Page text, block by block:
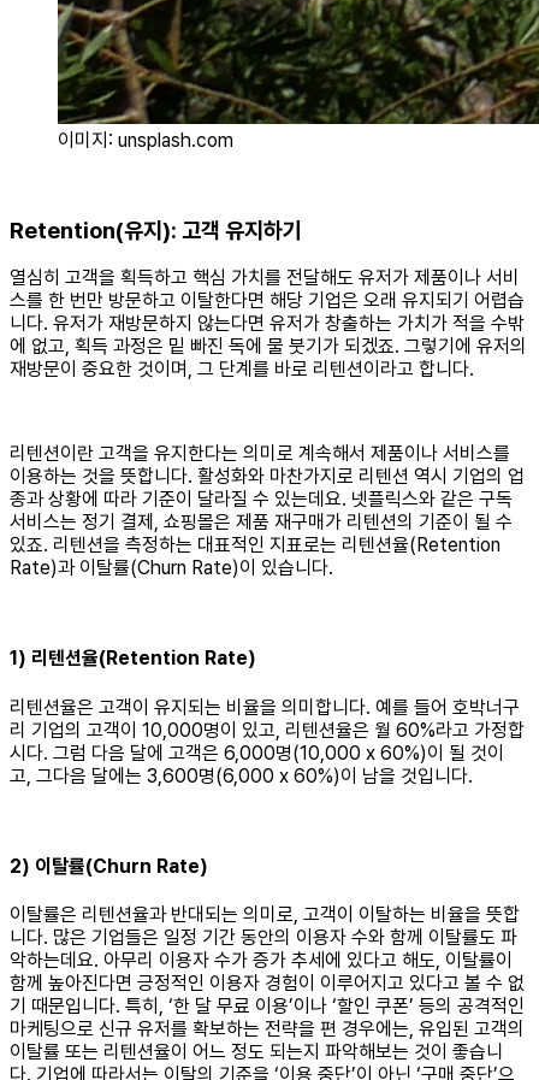
이미지: unsplash.com
Retention(유지): 고객 유지하기
열심히 고객을 획득하고 핵심 가치를 전달해도 유저가 제품이나 서비
스를 한 번만 방문하고 이탈한다면 해당 기업은 오래 유지되기 어렵습
니다. 유저가 재방문하지 않는다면 유저가 창출하는 가치가 적을 수밖
에 없고, 획득 과정은 밑 빠진 독에 물 붓기가 되겠죠. 그렇기에 유저의
재방문이 중요한 것이며, 그 단계를 바로 리텐션이라고 합니다.
리텐션이란 고객을 유지한다는 의미로 계속해서 제품이나 서비스를
이용하는 것을 뜻합니다. 활성화와 마찬가지로 리텐션 역시 기업의 업
종과 상황에 따라 기준이 달라질 수 있는데요. 넷플릭스와 같은 구독
서비스는 정기 결제, 쇼핑몰은 제품 재구매가 리텐션의 기준이 될 수
있죠. 리텐션을 측정하는 대표적인 지표로는 리텐션율(Retention
Rate)과 이탈률(Churn Rate)이 있습니다.
1) 리텐션율(Retention Rate)
리텐션율은 고객이 유지되는 비율을 의미합니다. 예를 들어 호박너구
리 기업의 고객이 10,000명이 있고, 리텐션율은 월 60%라고 가정합
시다. 그럼 다음 달에 고객은 6,000명(10,000 x 60%)이 될 것이
고, 그다음 달에는 3,600명(6,000 x 60%)이 남을 것입니다.
2) 이탈률(Churn Rate)
이탈률은 리텐션율과 반대되는 의미로, 고객이 이탈하는 비율을 뜻합
니다. 많은 기업들은 일정 기간 동안의 이용자 수와 함께 이탈률도 파
악하는데요. 아무리 이용자 수가 증가 추세에 있다고 해도, 이탈률이
함께 높아진다면 긍정적인 이용자 경험이 이루어지고 있다고 볼 수 없
기 때문입니다. 특히, ‘한 달 무료 이용’이나 ‘할인 쿠폰’ 등의 공격적인
마케팅으로 신규 유저를 확보하는 전략을 편 경우에는, 유입된 고객의
이탈률 또는 리텐션율이 어느 정도 되는지 파악해보는 것이 좋습니
다. 기업에 따라서는 이탈의 기준을 ‘이용 중단’이 아닌 ‘구매 중단’으